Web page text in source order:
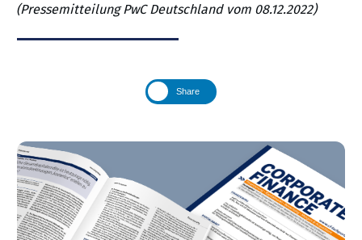
(Pressemitteilung PwC Deutschland vom 08.12.2022)
Share